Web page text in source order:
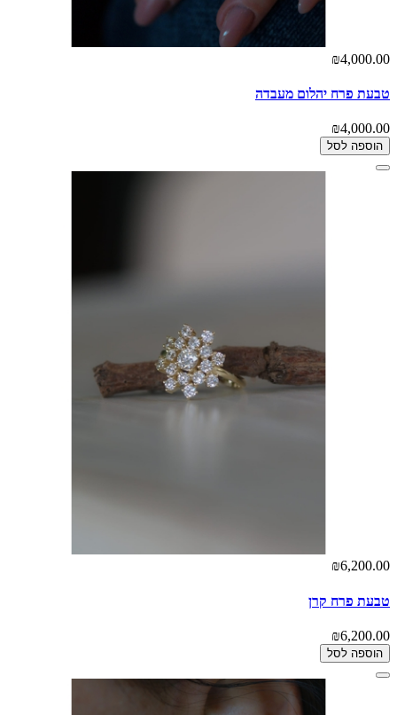
₪4,000.00
טבעת פרח יהלום מעבדה
₪4,000.00
הוספה לסל
₪6,200.00
טבעת פרח קרן
₪6,200.00
הוספה לסל